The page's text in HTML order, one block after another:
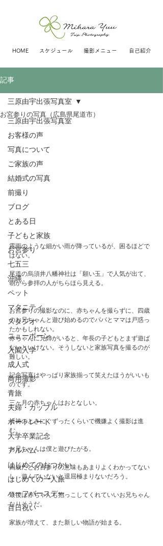
HOME スケジュール 撮影メニュー 自己紹介
記事
三原由宇出張写真室
お客様の声
写真について
ご家族の声
結婚式の写真
前撮り
ブログ
とある日
子どもと家族
お宮参り
七五三
沖縄
ペット
マタニティ
スタジオ
ニューボーン
入園入学
成人式
商用撮影
青旅
夫婦・カップル
ポートレート
大学卒業記念
アルバム
はじめてのおつかい
はじめての一人旅
ハーフバースデー
百日祝い
三原由宇出張写真室
お宮参りの写真（広島県尾道市）
霧雨のような細かい雨が降っているが、困るほどで
はない。
尾道の烏須井八幡神社は「願い玉」で人気が出て、
朝から参拝の人がちらほら見える。
お宮参りの撮影なのに、赤ちゃんを撮らずに、四歳
のお兄ちゃんと遊び始めるのでパパとママは戸惑っ
たかもしれない。
赤ちゃんに兄姉がいると、年長の子どもとまず遊ば
ないといけない。そうしないと家族写真を撮るのが
難しい。
記念写真はやっぱり家族揃って笑えたほうがいいも
のです。
三ヶ月の赤ちゃんはおとなしい。
祈祷のときにぐずったくらいで機嫌よく撮影は進
む。
お兄ちゃんは僕と遊びたがる。
四歳だとお宮参りの意味もあまりよくわかってない
し、遊んでいないと退屈極まりないだろう。
最後は赤ちゃんも抱っこしてくれていいお兄ちゃん
なりそうだ。
家族が増えて、また新しい物語が始まる。